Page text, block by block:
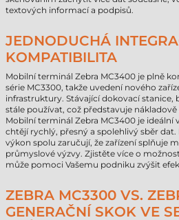
textových informací a podpisů.
JEDNODUCHÁ
KOMPATIBILITA
Mobilní terminál Zebra MC3400 je plně
série MC3300, takže uvedení nového
infrastruktury. Stávající dokovací stanice,
stále používat, což představuje
Mobilní terminál Zebra MC3400 je
chtějí rychlý, přesný a spolehlivý sběr
výkon spolu zaručují, že zařízení splňuje
průmyslové výzvy. Zjistěte více o
může pomoci Vašemu podniku zvýšit
ZEBRA MC3300 VS.
GENERAČNÍ SKOK VE